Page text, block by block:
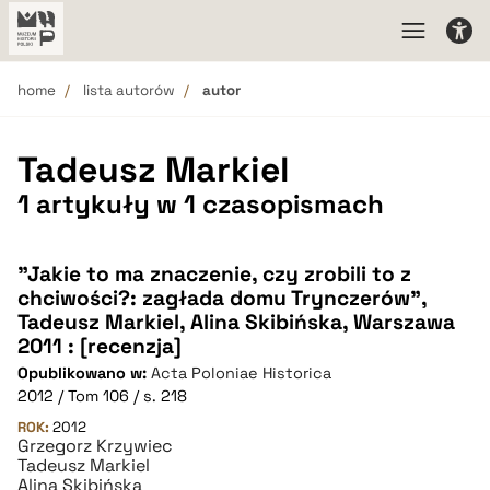
home lista autorów autor
Tadeusz Markiel
1 artykuły w 1 czasopismach
"Jakie to ma znaczenie, czy zrobili to z
chciwości?: zagłada domu Trynczerów",
Tadeusz Markiel, Alina Skibińska, Warszawa
2011 : [recenzja]
Opublikowano w: Acta Poloniae Historica
2012 / Tom 106 / s. 218
ROK: 2012
Grzegorz Krzywiec
Tadeusz Markiel
Alina Skibińska